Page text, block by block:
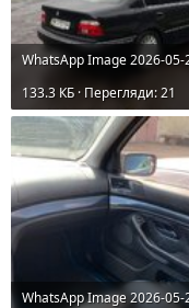
133.3 КБ · Перегляди: 21